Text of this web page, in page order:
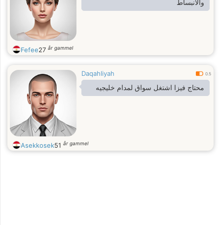
والانبساط
Fefee27 år gammel
Daqahliyah 0.5
محتاج فيزا اشتغل سواق لمدام خليجيه
Asekkosek51 år gammel